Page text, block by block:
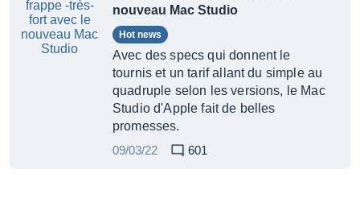
nouveau Mac Studio
Hot news
Avec des specs qui donnent le
tournis et un tarif allant du simple au
quadruple selon les versions, le Mac
Studio d'Apple fait de belles
promesses.
09/03/22
601